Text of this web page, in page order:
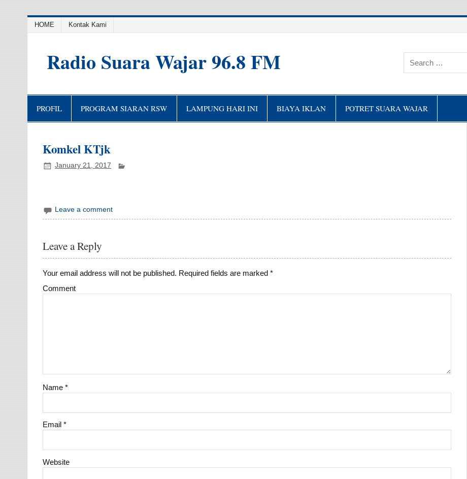
HOME Kontak Kami
Radio Suara Wajar 96.8 FM
PROFIL PROGRAM SIARAN RSW LAMPUNG HARI INI BIAYA IKLAN POTRET SUARA WAJAR
Komkel KTjk
January 21, 2017
Leave a comment
Leave a Reply
Your email address will not be published. Required fields are marked*
Comment
Name*
Email*
Website